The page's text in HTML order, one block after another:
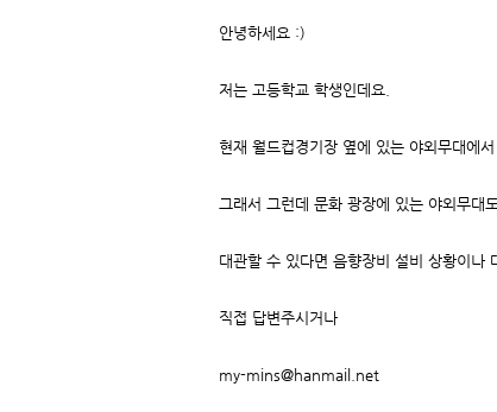
안녕하세요 :)
저는 고등학교 학생인데요.
현재 월드컵경기장 옆에 있는 야외무대에
그래서 그런데 문화 광장에 있는 야외무대
대관할 수 있다면 음향장비 설비 상황이나
직접 답변주시거나
my-mins@hanmail.net